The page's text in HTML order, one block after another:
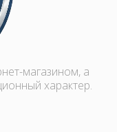
магазином, а
характер.